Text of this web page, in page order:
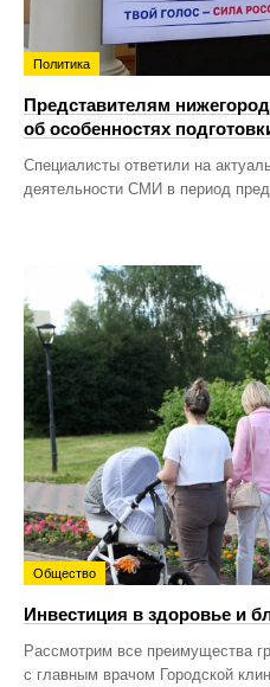
Политика
Представителям
об особенностях
Специалисты ответили на
деятельности СМИ в период
Общество
Инвестиция в здоровье и
Рассмотрим все преимущества
с главным врачом Городской